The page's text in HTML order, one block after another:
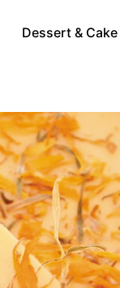
Dessert & Cake